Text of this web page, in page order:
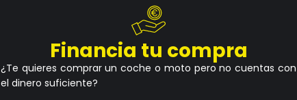
Financia tu compra
¿Te quieres comprar un coche o moto pero no cuentas con
el dinero suficiente?